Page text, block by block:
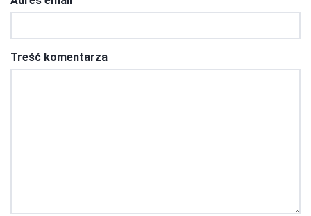
Treść komentarza